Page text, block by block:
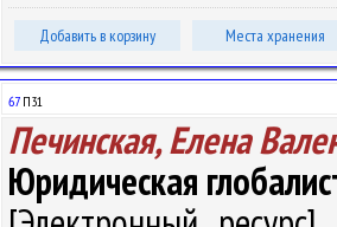
Добавить в корзину Места хранения
67П31
Печинская, Елена
Юридическая